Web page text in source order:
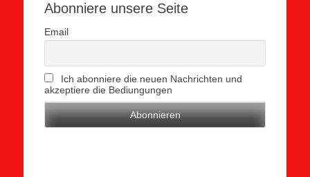
Abonniere unsere Seite
Email
Ich abonniere die neuen Nachrichten und
akzeptiere die Bediungungen